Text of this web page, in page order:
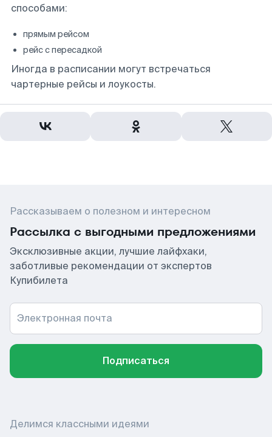
способами:
прямым рейсом
рейс с пересадкой
Иногда в расписании могут встречаться
чартерные рейсы и лоукосты.
Рассказываем о полезном и интересном
Рассылка с выгодными предложениями
Эксклюзивные акции, лучшие лайфхаки,
заботливые рекомендации от экспертов
Купибилета
Электронная почта
Подписаться
Делимся классными идеями